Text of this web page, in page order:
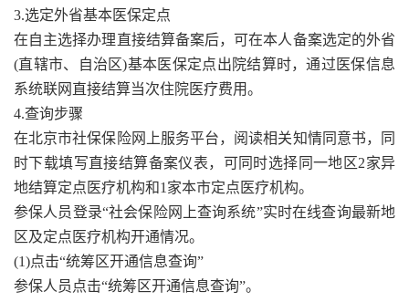
3.选定外省基本医保定点
在自主选择办理直接结算备案后，可在本人备案选定的外省
(直辖市、自治区)基本医保定点出院结算时，通过医保信息
系统联网直接结算当次住院医疗费用。
4.查询步骤
在北京市社保保险网上服务平台，阅读相关知情同意书，同
时下载填写直接结算备案仪表，可同时选择同一地区2家异
地结算定点医疗机构和1家本市定点医疗机构。
参保人员登录“社会保险网上查询系统”实时在线查询最新地
区及定点医疗机构开通情况。
(1)点击“统筹区开通信息查询”
参保人员点击“统筹区开通信息查询”。